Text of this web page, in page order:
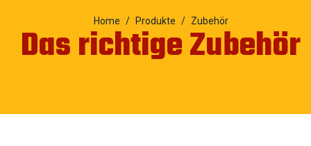
Home Produkte Zubehör
Das richtige Zubehör